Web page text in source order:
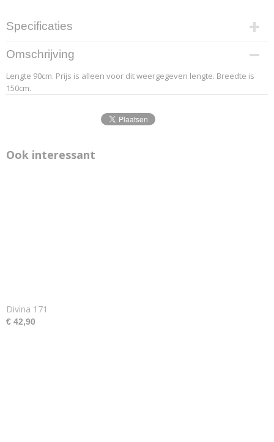
Specificaties
Productcode leverancier
6.2
Afmetingen (l,b,h)
90 x 150 x 0 cm
Omschrijving
Lengte 90cm. Prijs is alleen voor dit weergegeven lengte. Breedte is
150cm.
Ook interessant
Divina 171
€ 42,90